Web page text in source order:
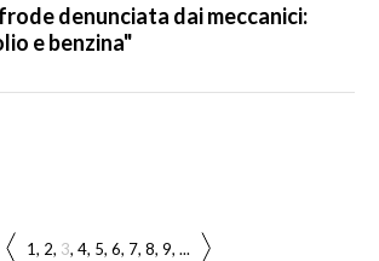
denunciata dai meccanici:
e benzina"
1 2 3 4 5 6 7 8 9 ...